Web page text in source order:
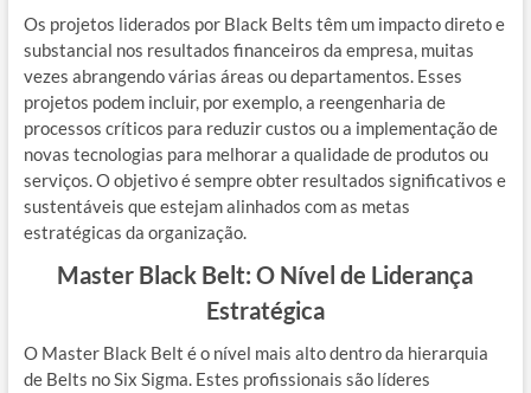
Os projetos liderados por Black Belts têm um impacto direto e
substancial nos resultados financeiros da empresa, muitas
vezes abrangendo várias áreas ou departamentos. Esses
projetos podem incluir, por exemplo, a reengenharia de
processos críticos para reduzir custos ou a implementação de
novas tecnologias para melhorar a qualidade de produtos ou
serviços. O objetivo é sempre obter resultados significativos e
sustentáveis que estejam alinhados com as metas
estratégicas da organização.
Master Black Belt: O Nível de Liderança
Estratégica
O Master Black Belt é o nível mais alto dentro da hierarquia
de Belts no Six Sigma. Estes profissionais são líderes